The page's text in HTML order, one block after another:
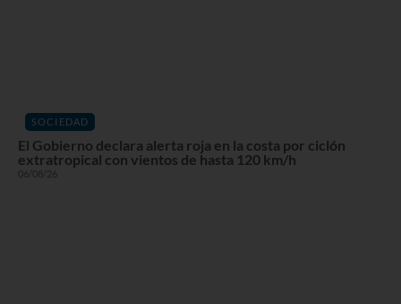
SOCIEDAD
El Gobierno declara alerta roja en la costa por ciclón
extratropical con vientos de hasta 120 km/h
06/08/26